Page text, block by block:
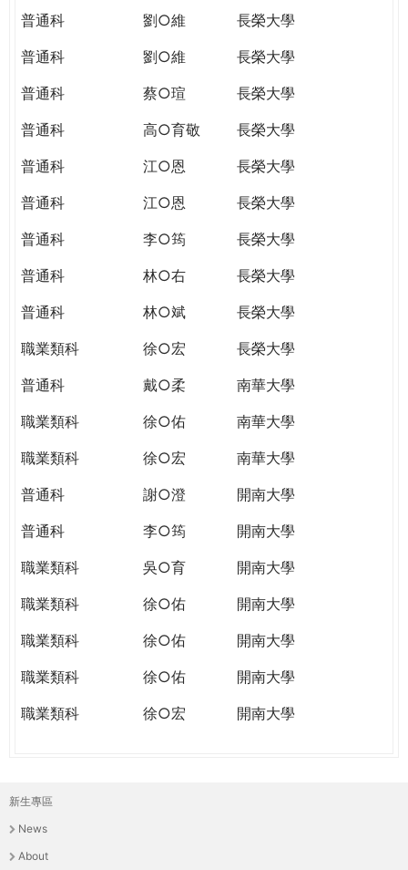
普通科
劉○維
長榮大學
普通科
劉○維
長榮大學
普通科
蔡○瑄
長榮大學
普通科
高○育敬
長榮大學
普通科
江○恩
長榮大學
普通科
江○恩
長榮大學
普通科
李○筠
長榮大學
普通科
林○右
長榮大學
普通科
林○斌
長榮大學
職業類科
徐○宏
長榮大學
普通科
戴○柔
南華大學
職業類科
徐○佑
南華大學
職業類科
徐○宏
南華大學
普通科
謝○澄
開南大學
普通科
李○筠
開南大學
職業類科
吳○育
開南大學
職業類科
徐○佑
開南大學
職業類科
徐○佑
開南大學
職業類科
徐○佑
開南大學
職業類科
徐○宏 開南大學
主
選
新生專區
News
About